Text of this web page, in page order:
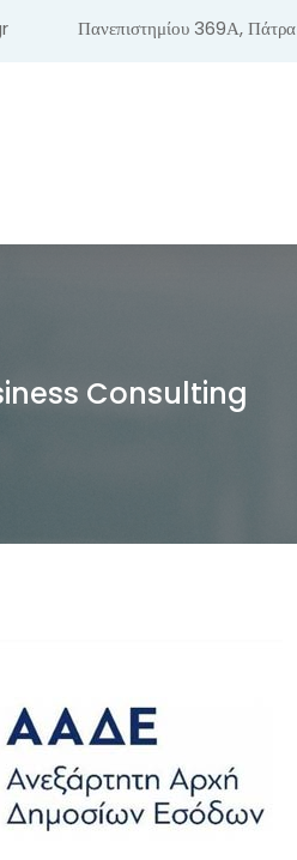
Πανεπιστημίου 369Α, Πάτρα
Consulting